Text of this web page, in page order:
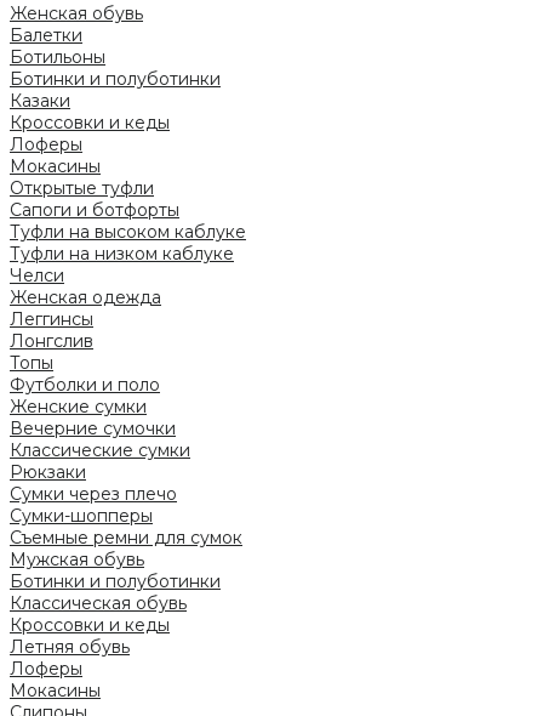
Женская обувь
Балетки
Ботильоны
Ботинки и полуботинки
Казаки
Кроссовки и кеды
Лоферы
Мокасины
Открытые туфли
Сапоги и ботфорты
Туфли на высоком каблуке
Туфли на низком каблуке
Челси
Женская одежда
Леггинсы
Лонгслив
Топы
Футболки и поло
Женские сумки
Вечерние сумочки
Классические сумки
Рюкзаки
Сумки через плечо
Сумки-шопперы
Съемные ремни для сумок
Мужская обувь
Ботинки и полуботинки
Классическая обувь
Кроссовки и кеды
Летняя обувь
Лоферы
Мокасины